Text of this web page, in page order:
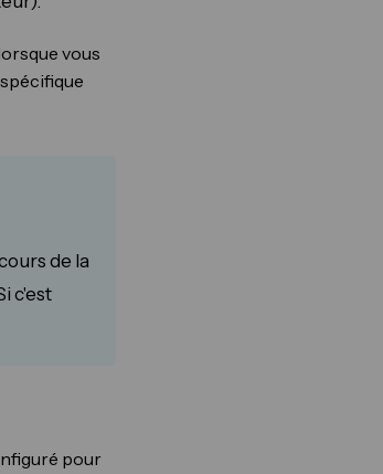
vous
de la
c'est
pour